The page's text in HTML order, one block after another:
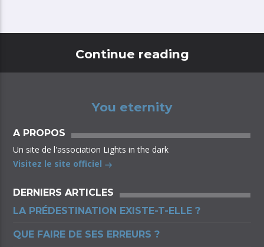
Continue reading
You eternity
A PROPOS
Un site de l'association Lights in the dark
Visitez le site officiel
DERNIERS ARTICLES
LA PRÉDESTINATION EXISTE-T-ELLE ?
QUE FAIRE DE SES ERREURS ?